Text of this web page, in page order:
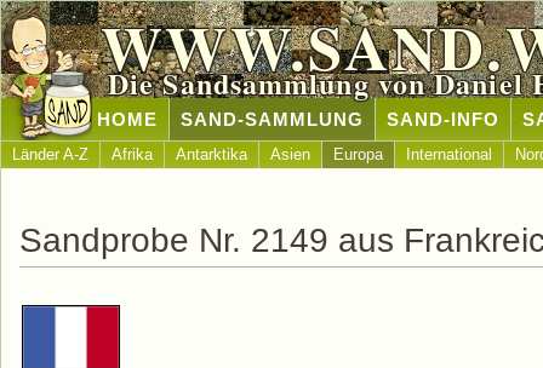
Die Sandsammlung von Daniel
HOME SAND-SAMMLUNG SAND-INFO
Länder A-Z Afrika Antarktika Asien Europa International
Sandprobe Nr. 2149 aus